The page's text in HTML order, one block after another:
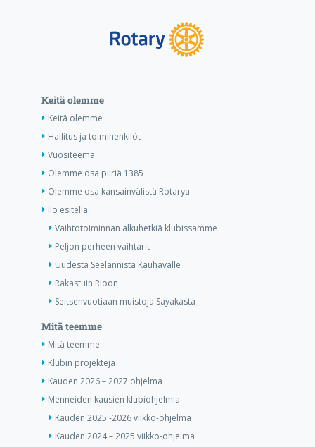
Keitä olemme
Keitä olemme
Hallitus ja toimihenkilöt
Vuositeema
Olemme osa piiriä 1385
Olemme osa kansainvälistä Rotarya
Ilo esitellä
Vaihtotoiminnan alkuhetkiä klubissamme
Peljon perheen vaihtarit
Uudesta Seelannista Kauhavalle
Rakastuin Rioon
Seitsenvuotiaan muistoja Sayakasta
Mitä teemme
Mitä teemme
Klubin projekteja
Kauden 2026 – 2027 ohjelma
Menneiden kausien klubiohjelmia
Kauden 2025 -2026 viikko-ohjelma
Kauden 2024 – 2025 viikko-ohjelma